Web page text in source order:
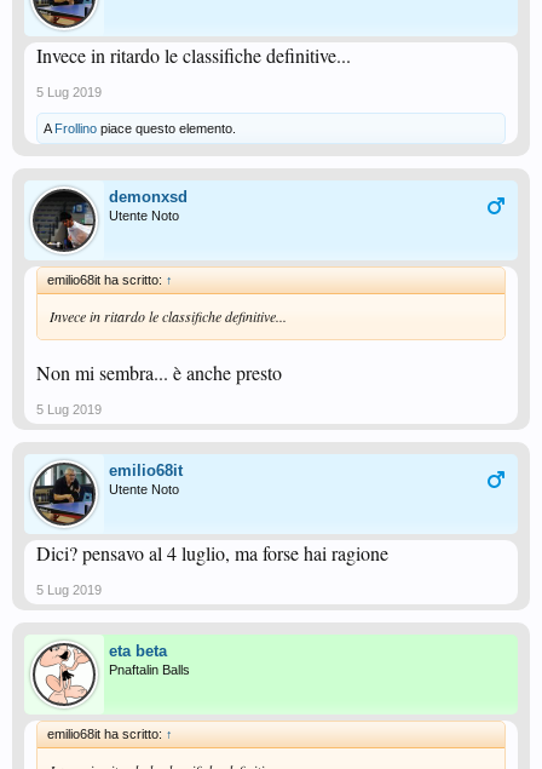
Invece in ritardo le classifiche definitive...
5 Lug 2019
A Frollino piace questo elemento.
demonxsd
Utente Noto
emilio68it ha scritto: ↑
Invece in ritardo le classifiche definitive...
Non mi sembra... è anche presto
5 Lug 2019
emilio68it
Utente Noto
Dici? pensavo al 4 luglio, ma forse hai ragione
5 Lug 2019
eta beta
Pnaftalin Balls
emilio68it ha scritto: ↑